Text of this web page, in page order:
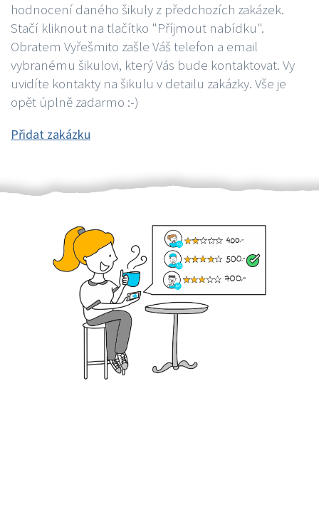
hodnocení daného šikuly z předchozích zakázek.
Stačí kliknout na tlačítko "Příjmout nabídku".
Obratem Vyřešmito zašle Váš telefon a email
vybranému šikulovi, který Vás bude kontaktovat. Vy
uvidíte kontakty na šikulu v detailu zakázky. Vše je
opět úplně zadarmo :-)
Přidat zakázku